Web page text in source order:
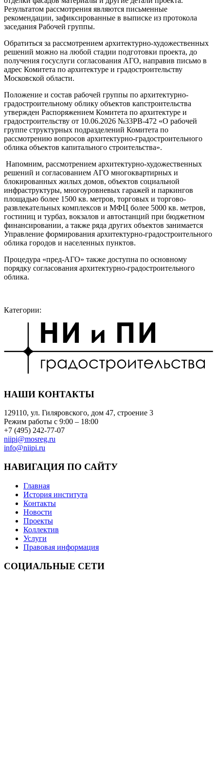
Результатом рассмотрения являются письменные
рекомендации, зафиксированные в выписке из протокола
заседания Рабочей группы.
Обратиться за рассмотрением архитектурно-художественных
решений можно на любой стадии подготовки проекта, до
получения госуслуги согласования АГО, направив письмо в
адрес Комитета по архитектуре и градостроительству
Московской области.
Положение и состав рабочей группы по архитектурно-
градостроительному облику объектов капстроительства
утвержден Распоряжением Комитета по архитектуре и
градостроительству от 10.06.2026 №33РВ-472 «О рабочей
группе структурных подразделений Комитета по
рассмотрению вопросов архитектурно-градостроительного
облика объектов капитального строительства».
Напомним, рассмотрением архитектурно-художественных
решений и согласованием АГО многоквартирных и
блокированных жилых домов, объектов социальной
инфраструктуры, многоуровневых гаражей и паркингов
площадью более 1500 кв. метров, торговых и торгово-
развлекательных комплексов и МФЦ более 5000 кв. метров,
гостиниц и турбаз, вокзалов и автостанций при бюджетном
финансировании, а также ряда других объектов занимается
Управление формирования архитектурно-градостроительного
облика городов и населенных пунктов.
Процедура «пред-АГО» также доступна по основному
порядку согласования архитектурно-градостроительного
облика.
Категории:
НАШИ КОНТАКТЫ
129110, ул. Гиляровского, дом 47, строение 3
Режим работы с 9:00 – 18:00
+7 (495) 242-77-07
niipi@mosreg.ru
info@niipi.ru
НАВИГАЦИЯ ПО САЙТУ
Главная
История института
Контакты
Новости
Проекты
Коллектив
Услуги
Правовая информация
СОЦИАЛЬНЫЕ СЕТИ